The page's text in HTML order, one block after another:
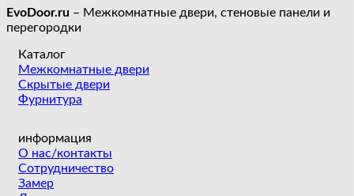
EvoDoor.ru – Межкомнатные двери, стеновые панели и
перегородки
Каталог
Межкомнатные двери
Скрытые двери
Фурнитура
информация
О нас/контакты
Сотрудничество
Замер